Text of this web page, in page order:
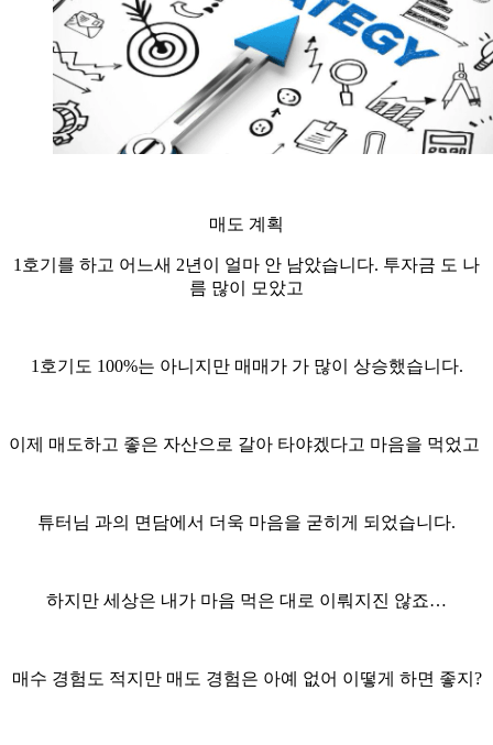
매도 계획
1호기를 하고 어느새 2년이 얼마 안 남았습니다. 투자금 도 나
름 많이 모았고
1호기도 100%는 아니지만 매매가 가 많이 상승했습니다.
이제 매도하고 좋은 자산으로 갈아 타야겠다고 마음을 먹었고
튜터님 과의 면담에서 더욱 마음을 굳히게 되었습니다.
하지만 세상은 내가 마음 먹은 대로 이뤄지진 않죠…
매수 경험도 적지만 매도 경험은 아예 없어 이떻게 하면 좋지?